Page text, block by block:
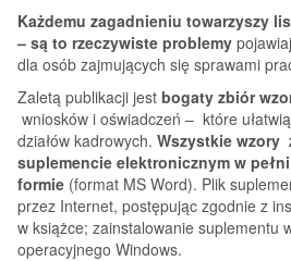
Każdemu zagadnieniu towarzyszy
– są to rzeczywiste problemy
dla osób zajmujących się sprawami
Zaletą publikacji jest bogaty zbiór
wniosków i oświadczeń – które
działów kadrowych. Wszystkie wzory
suplemencie elektronicznym w
formie (format MS Word). Plik
przez Internet, postępując zgodnie z
w książce; zainstalowanie suplementu
operacyjnego Windows.